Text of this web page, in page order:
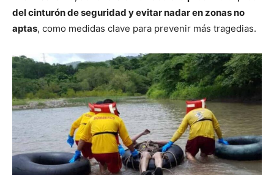
del cinturón de seguridad y evitar nadar en zonas no
aptas, como medidas clave para prevenir más tragedias.